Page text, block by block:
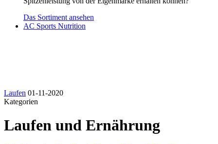
Das Sortiment ansehen
AC Sports Nutrition
Laufen 01-11-2020
Kategorien
Laufen und Ernährung